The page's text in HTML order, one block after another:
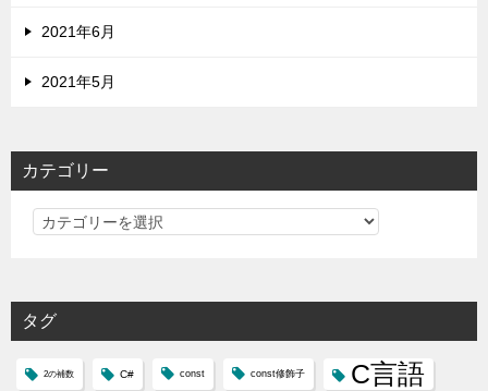
2021年6月
2021年5月
カテゴリー
カ
リ
ー
タグ
2の補数 C# const const修飾子 C言語